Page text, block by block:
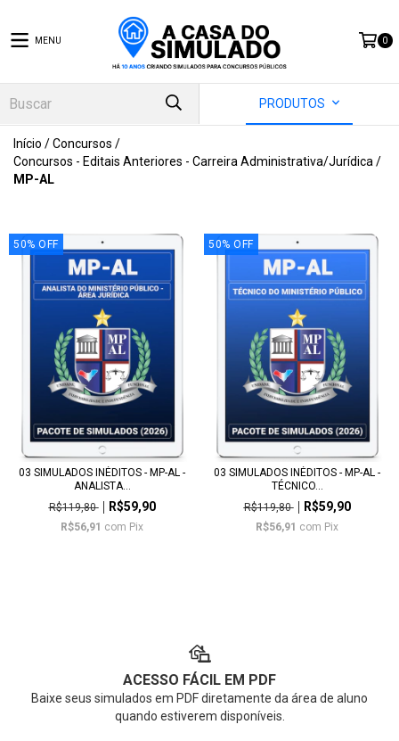
MENU 0
PRODUTOS
Início /Concursos /
Concursos - Editais Anteriores - Carreira Administrativa/Jurídica /
MP-AL
50% OFF
03 SIMULADOS INÉDITOS - MP-AL -
ANALISTA...
R$119,80
R$59,90
R$56,91 com Pix
50% OFF
03 SIMULADOS INÉDITOS - MP-AL -
TÉCNICO...
R$119,80
R$59,90
R$56,91 com Pix
ACESSO FÁCIL EM PDF
Baixe seus simulados em PDF diretamente da área de aluno
quando estiverem disponíveis.